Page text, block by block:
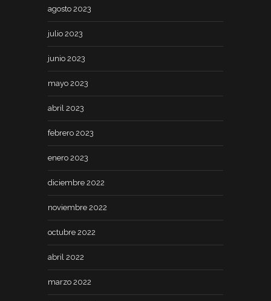
agosto 2023
julio 2023
junio 2023
mayo 2023
abril 2023
febrero 2023
enero 2023
diciembre 2022
noviembre 2022
octubre 2022
abril 2022
marzo 2022